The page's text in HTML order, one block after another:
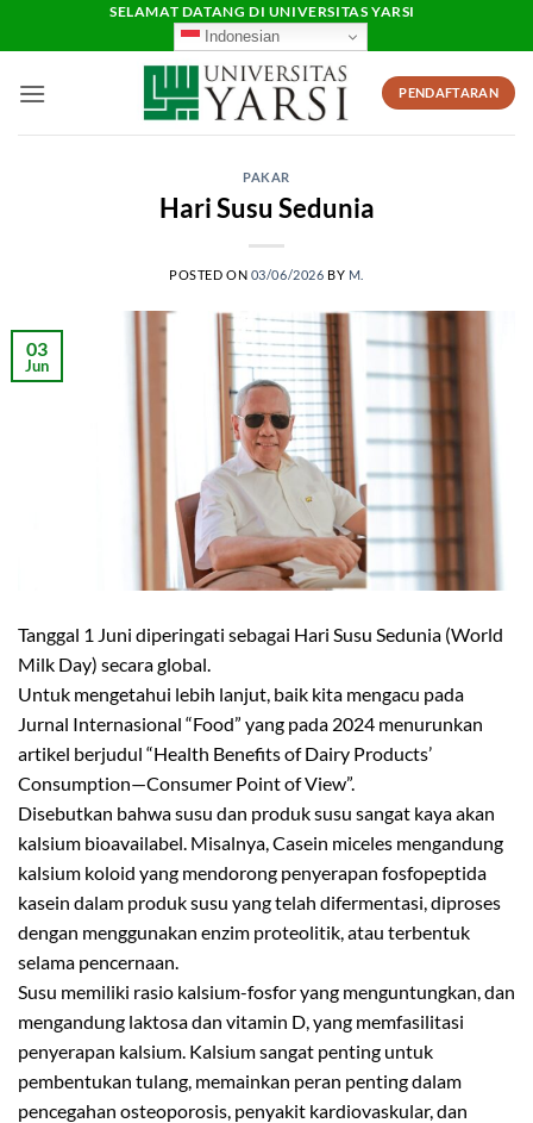
SELAMAT DATANG DI UNIVERSITAS YARSI
Indonesian
PENDAFTARAN
PAKAR
Hari Susu Sedunia
POSTED ON 03/06/2026 BY M.
03
Jun
Tanggal 1 Juni diperingati sebagai Hari Susu Sedunia (World
Milk Day) secara global.
Untuk mengetahui lebih lanjut, baik kita mengacu pada
Jurnal Internasional “Food” yang pada 2024 menurunkan
artikel berjudul “Health Benefits of Dairy Products’
Consumption—Consumer Point of View”.
Disebutkan bahwa susu dan produk susu sangat kaya akan
kalsium bioavailabel. Misalnya, Casein miceles mengandung
kalsium koloid yang mendorong penyerapan fosfopeptida
kasein dalam produk susu yang telah difermentasi, diproses
dengan menggunakan enzim proteolitik, atau terbentuk
selama pencernaan.
Susu memiliki rasio kalsium-fosfor yang menguntungkan, dan
mengandung laktosa dan vitamin D, yang memfasilitasi
penyerapan kalsium. Kalsium sangat penting untuk
pembentukan tulang, memainkan peran penting dalam
pencegahan osteoporosis, penyakit kardiovaskular, dan